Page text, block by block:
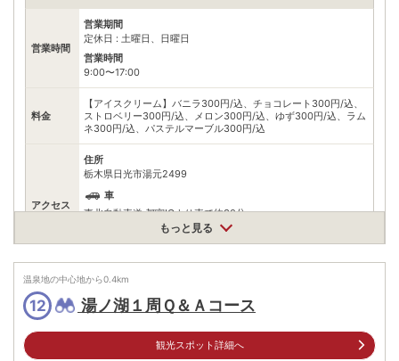
営業時間
営業期間
定休日 : 土曜日、日曜日
営業時間
9:00〜17:00
料金
【アイスクリーム】バニラ300円/込、チョコレート300円/込、
ストロベリー300円/込、メロン300円/込、ゆず300円/込、ラム
ネ300円/込、パステルマーブル300円/込
アクセス
住所
栃木県日光市湯元2499
車
東北自動車道 都宮ICより車で約30分
駐車場
無料（73台）
※ 掲載情報は変更になる場合があります。最新の内容はご利用前にご自身でお
もっと見る
温泉地の中心地から0.4km
12 湯ノ湖１周Ｑ＆Ａコース
観光スポット詳細へ